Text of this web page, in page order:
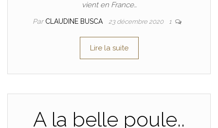
vient en France…
Par CLAUDINE BUSCA 23 décembre 2020 1
Lire la suite
A la belle poule..